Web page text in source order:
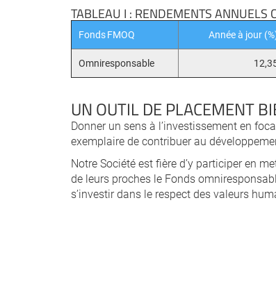
TABLEAU I : RENDEMENTS ANNUELS
Fonds FMOQ Année à jour
Omniresponsable
UN OUTIL DE PLACEMENT
Donner un sens à l’investissement en
exemplaire de contribuer au
Notre Société est fière d’y participer en
de leurs proches le Fonds
s’investir dans le respect des valeurs